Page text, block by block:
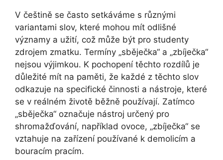
V češtině se často setkáváme s různými
variantami slov, které mohou mít odlišné
významy a užití, což může být pro studenty
zdrojem zmatku. Termíny „sběječka“ a „zbíječka“
nejsou výjimkou. K pochopení těchto rozdílů je
důležité mít na paměti, že každé z těchto slov
odkazuje na specifické činnosti a nástroje, které
se v reálném životě běžně používají. Zatímco
„sběječka“ označuje nástroj určený pro
shromažďování, například ovoce, „zbíječka“ se
vztahuje na zařízení používané k demolicím a
bouracím pracím.